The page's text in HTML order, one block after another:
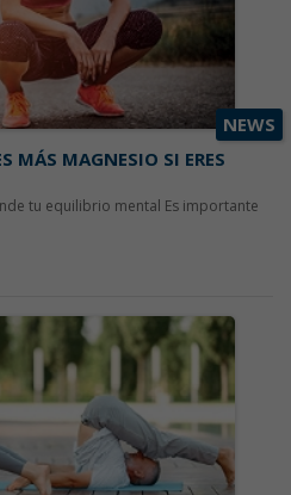
NEWS
MÁS MAGNESIO SI ERES
tu equilibrio mental Es importante